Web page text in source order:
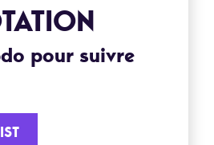
pour suivre